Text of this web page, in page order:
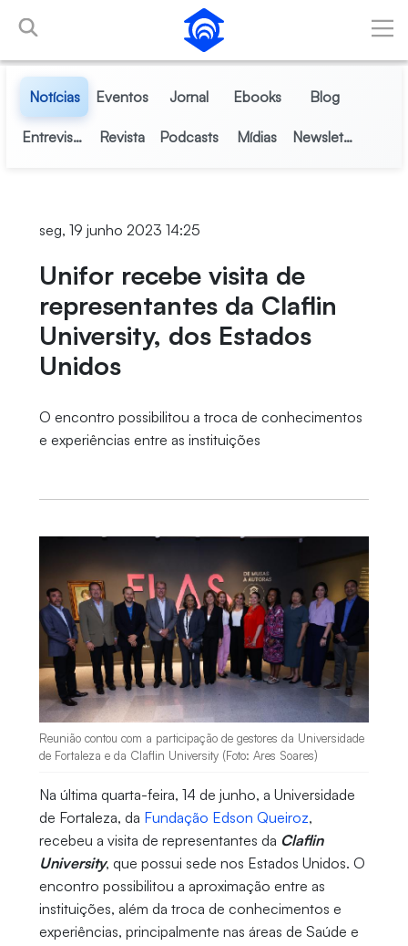
Pular para o Conteúdo principal
Notícias Eventos Jornal Ebooks Blog
Entrevistas Revista Podcasts Mídias Newsletter
seg, 19 junho 2023 14:25
Unifor recebe visita de
representantes da Claflin
University, dos Estados
Unidos
O encontro possibilitou a troca de conhecimentos
e experiências entre as instituições
Reunião contou com a participação de gestores da Universidade
de Fortaleza e da Claflin University (Foto: Ares Soares)
Na última quarta-feira, 14 de junho, a Universidade
de Fortaleza, da Fundação Edson Queiroz,
recebeu a visita de representantes da Claflin
University, que possui sede nos Estados Unidos. O
encontro possibilitou a aproximação entre as
instituições, além da troca de conhecimentos e
experiências, principalmente nas áreas de Saúde e